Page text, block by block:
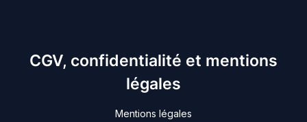
CGV, confidentialité et mentions
légales
Mentions légales